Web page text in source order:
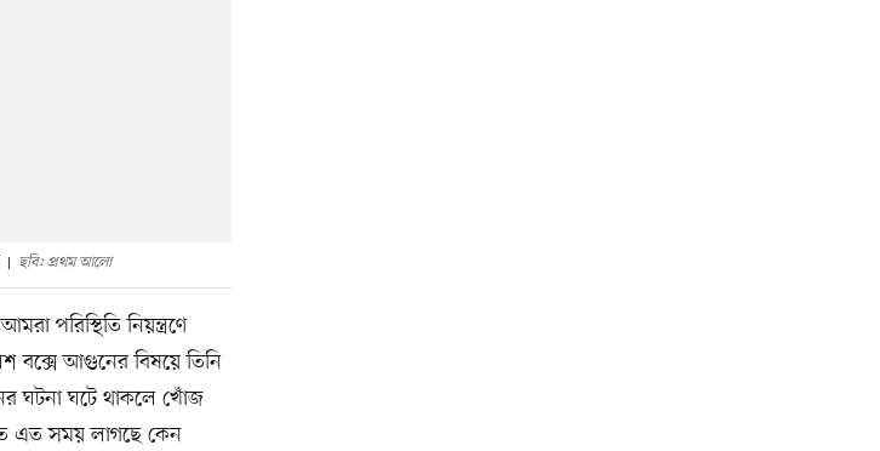
ছবি: প্রথম আলো
পরিস্থিতি নিয়ন্ত্রণে
বক্সে আগুনের বিষয়ে তিনি
ঘটনা ঘটে থাকলে খোঁজ
এত সময় লাগছে কেন